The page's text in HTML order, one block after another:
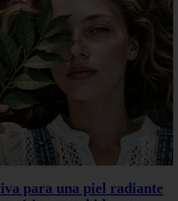
para una piel radiante